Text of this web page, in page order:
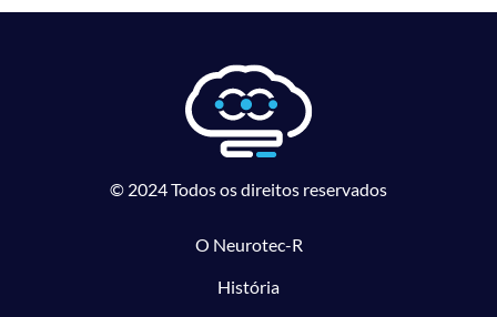
© 2024 Todos os direitos reservados
O Neurotec-R
História